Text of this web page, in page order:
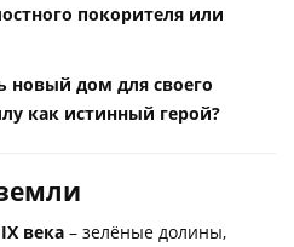
покорителя или
новый дом для своего
как истинный герой?
века – зелёные долины,